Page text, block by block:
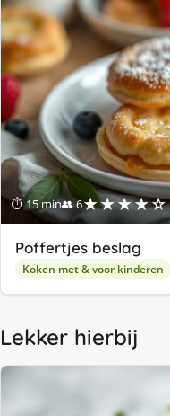
⏱ 15 min👥 6★★★★☆
Poffertjes beslag
Koken met & voor kinderen
Lekker hierbij